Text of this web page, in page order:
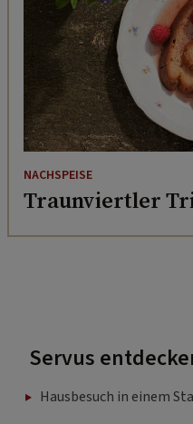
NACHSPEISE
Traunviertler
Servus
Hausbesuch in einem